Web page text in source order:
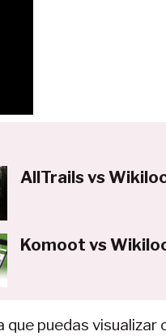
AllTrails vs
Komoot vs
puedas visualizar